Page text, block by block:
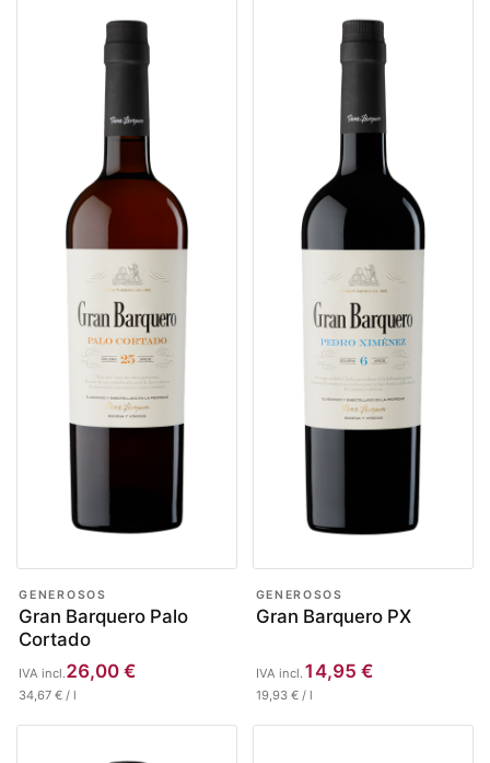
GENEROSOS
Gran Barquero Palo
Cortado
26,00 €
IVA incl.
34,67 € / l
GENEROSOS
Gran Barquero PX
14,95 €
IVA incl.
19,93€/ l